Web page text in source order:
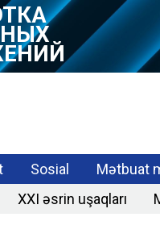
Sosial Mətbuat
XXI əsrin uşaqları